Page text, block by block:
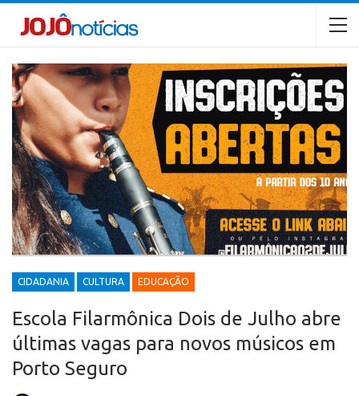
CIDADANIA CULTURA EDUCAÇÃO
Escola Filarmônica Dois de Julho abre
últimas vagas para novos músicos em
Porto Seguro